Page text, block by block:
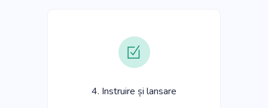
4. Instruire și lansare